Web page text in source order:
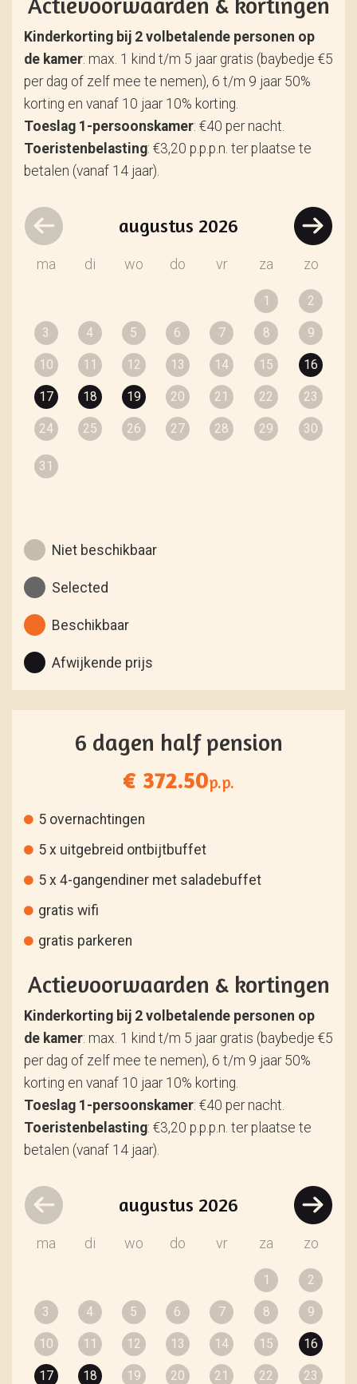
Kinderkorting bij 2 volbetalende personen op
de kamer: max. 1 kind t/m 5 jaar gratis (baybedje €5
per dag of zelf mee te nemen), 6 t/m 9 jaar 50%
korting en vanaf 10 jaar 10% korting.
Toeslag 1-persoonskamer: €40 per nacht.
Toeristenbelasting: €3,20 p.p.p.n. ter plaatse te
betalen (vanaf 14 jaar).
augustus 2026
ma di wo do vr za zo
1 2
3 4 5 6 7 8 9
10 11 12 13 14 15 16
17 18 19 20 21 22 23
24 25 26 27 28 29 30
31
Niet beschikbaar
Selected
Beschikbaar
Afwijkende prijs
6 dagen half pension
€ 372.50p.p.
5 overnachtingen
5 x uitgebreid ontbijtbuffet
5 x 4-gangendiner met saladebuffet
gratis wifi
gratis parkeren
Actievoorwaarden & kortingen
Kinderkorting bij 2 volbetalende personen op
de kamer: max. 1 kind t/m 5 jaar gratis (baybedje €5
per dag of zelf mee te nemen), 6 t/m 9 jaar 50%
korting en vanaf 10 jaar 10% korting.
Toeslag 1-persoonskamer: €40 per nacht.
Toeristenbelasting: €3,20 p.p.p.n. ter plaatse te
betalen (vanaf 14 jaar).
augustus 2026
ma di wo do vr za zo
1 2
3 4 5 6 7 8 9
10 11 12 13 14 15 16
17 18 19 20 21 22 23